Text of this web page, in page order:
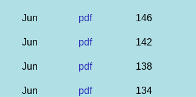
Jun pdf 146
Jun pdf 142
Jun pdf 138
Jun pdf 134